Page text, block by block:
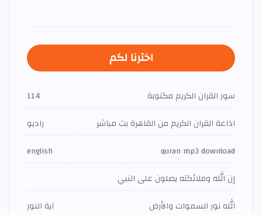
اخترنا لكم
سور القران الكريم مكتوبة
114
اذاعة القران الكريم من القاهرة بث مباشر
راديو
quran mp3 download
english
إن الله وملائكته يصلون على النبي
الله نور السموات والأرض
آية النور